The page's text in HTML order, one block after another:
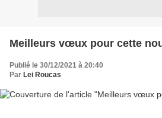
Meilleurs vœux pour cette
Publié le 30/12/2021 à 20:40
Par Lei Roucas